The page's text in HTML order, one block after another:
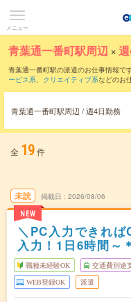
メニュー
青葉通一番町駅周辺 ×
青葉通一番町駅の派遣のお仕事情報です
ービス系、 クリエイティブ系などのお
青葉通一番町駅周辺 / 週4日勤務
全 19件
未読
NEW
掲載日 2026/08/06
＼PC入力できれ
入力！1日6時間～
職種未経験OK 交通費別途
WEB登録OK 派遣